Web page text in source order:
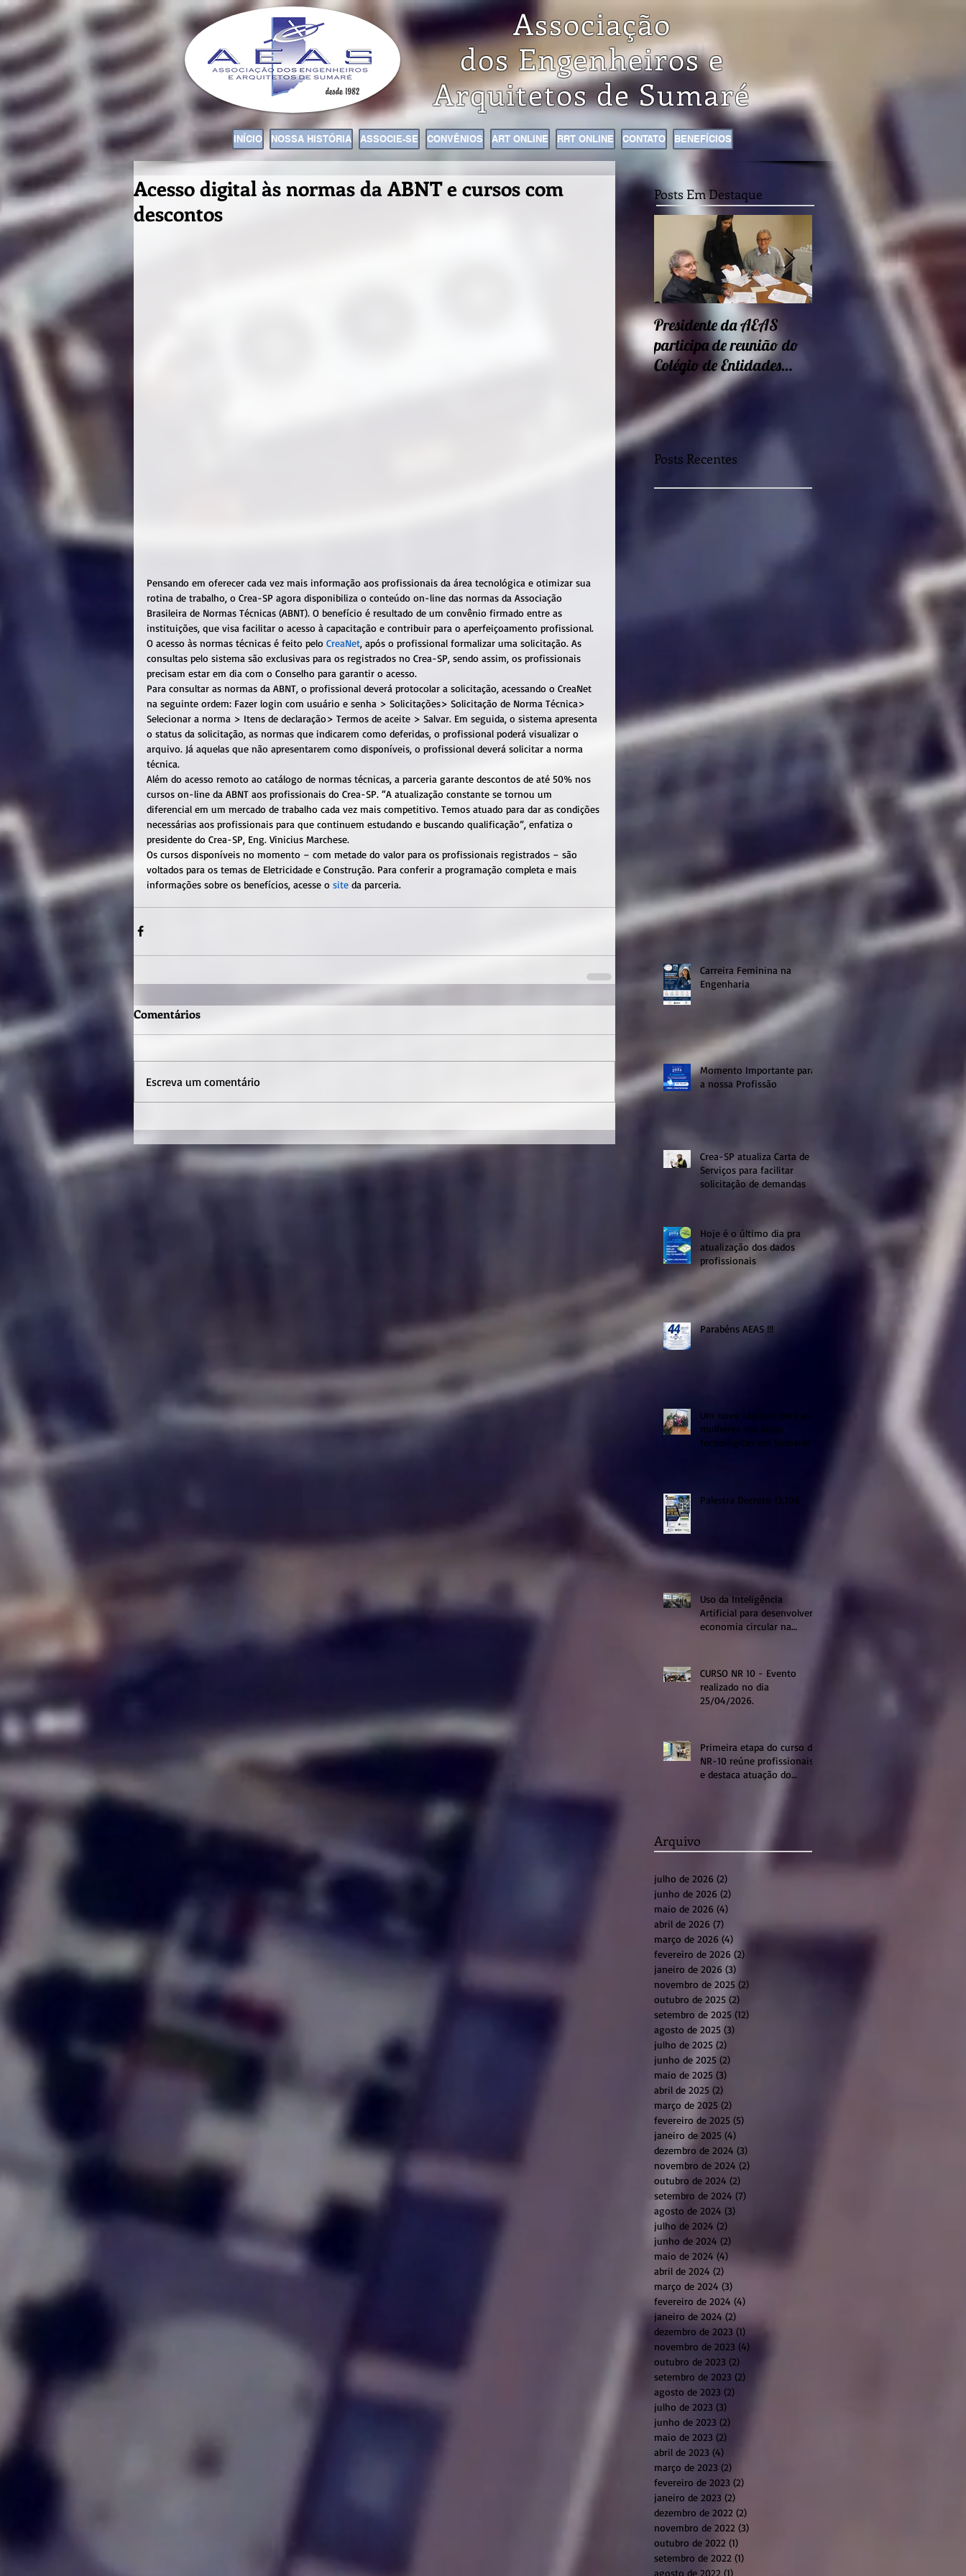
Associação
dos Engenheiros e
Arquitetos deSumaré
INÍCIO NOSSA HISTÓRIA ASSOCIE-SE CONVÊNIOS ART ONLINE RRT ONLINE CONTATO BENEFÍCIOS
Acesso digital às normas da ABNT e cursos com
descontos
Pensando em oferecer cada vez mais informação aos profissionais da área tecnológica e otimizar sua
rotina de trabalho, o Crea-SP agora disponibiliza o conteúdo on-line das normas da Associação
Brasileira de Normas Técnicas (ABNT). O benefício é resultado de um convênio firmado entre as
instituições, que visa facilitar o acesso à capacitação e contribuir para o aperfeiçoamento profissional.
O acesso às normas técnicas é feito pelo CreaNet, após o profissional formalizar uma solicitação. As
consultas pelo sistema são exclusivas para os registrados no Crea-SP, sendo assim, os profissionais
precisam estar em dia com o Conselho para garantir o acesso.
Para consultar as normas da ABNT, o profissional deverá protocolar a solicitação, acessando o CreaNet
na seguinte ordem: Fazer login com usuário e senha > Solicitações> Solicitação de Norma Técnica>
Selecionar a norma > Itens de declaração> Termos de aceite > Salvar. Em seguida, o sistema apresenta
o status da solicitação, as normas que indicarem como deferidas, o profissional poderá visualizar o
arquivo. Já aquelas que não apresentarem como disponíveis, o profissional deverá solicitar a norma
técnica.
Além do acesso remoto ao catálogo de normas técnicas, a parceria garante descontos de até 50% nos
cursos on-line da ABNT aos profissionais do Crea-SP. “A atualização constante se tornou um
diferencial em um mercado de trabalho cada vez mais competitivo. Temos atuado para dar as condições
necessárias aos profissionais para que continuem estudando e buscando qualificação”, enfatiza o
presidente do Crea-SP, Eng. Vinicius Marchese.
Os cursos disponíveis no momento – com metade do valor para os profissionais registrados – são
voltados para os temas de Eletricidade e Construção. Para conferir a programação completa e mais
informações sobre os benefícios, acesse o site da parceria.
Comentários
Escreva um comentário
Posts Em Destaque
Presidente da AEAS
participa de reunião do
Colégio de Entidades
Regionais
Encontros sobre Eficiência
sustentabilidade seguem
Posts Recentes
Carreira Feminina na
Engenharia
Momento Importante para
a nossa Profissão
Crea-SP atualiza Carta de
Serviços para facilitar
solicitação de demandas
Hoje é o último dia pra
atualização dos dados
profissionais
Parabéns AEAS !!!
Um novo capítulo para as
mulheres das áreas
tecnológicas em Sumaré!
Palestra Decreto 13.106
Uso da Inteligência
Artificial para desenvolver a
economia circular na
CURSO NR 10 - Evento
realizado no dia
25/04/2026.
Primeira etapa do curso de
NR-10 reúne profissionais
e destaca atuação do
Arquivo
julho de 2026 (2)
junho de 2026 (2)
maio de 2026 (4)
abril de 2026 (7)
março de 2026 (4)
fevereiro de 2026 (2)
janeiro de 2026 (3)
novembro de 2025 (2)
outubro de 2025 (2)
setembro de 2025 (12)
agosto de 2025 (3)
julho de 2025 (2)
junho de 2025 (2)
maio de 2025 (3)
abril de 2025 (2)
março de 2025 (2)
fevereiro de 2025 (5)
janeiro de 2025 (4)
dezembro de 2024 (3)
novembro de 2024 (2)
outubro de 2024 (2)
setembro de 2024 (7)
agosto de 2024 (3)
julho de 2024 (2)
junho de 2024 (2)
maio de 2024 (4)
abril de 2024 (2)
março de 2024 (3)
fevereiro de 2024 (4)
janeiro de 2024 (2)
dezembro de 2023 (1)
novembro de 2023 (4)
outubro de 2023 (2)
setembro de 2023 (2)
agosto de 2023 (2)
julho de 2023 (3)
junho de 2023 (2)
maio de 2023 (2)
abril de 2023 (4)
março de 2023 (2)
fevereiro de 2023 (2)
janeiro de 2023 (2)
dezembro de 2022 (2)
novembro de 2022 (3)
outubro de 2022 (1)
setembro de 2022 (1)
agosto de 2022 (1)